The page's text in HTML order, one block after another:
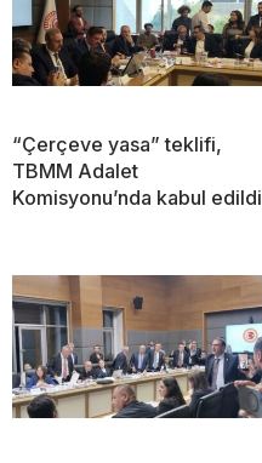
“Çerçeve yasa” teklifi,
TBMM Adalet
Komisyonu’nda kabul edildi